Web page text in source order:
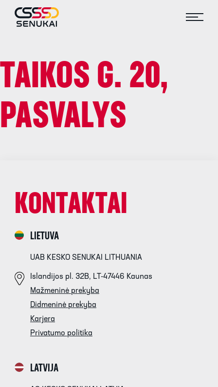
TAIKOS G. 20,
PASVALYS
KONTAKTAI
LIETUVA
UAB KESKO SENUKAI LITHUANIA
Islandijos pl. 32B, LT-47446 Kaunas
Mažmeninė prekyba
Didmeninė prekyba
Karjera
Privatumo politika
LATVIJA